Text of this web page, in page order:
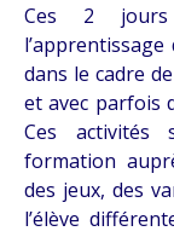
Ces 2 jours
dans le cadre
et avec parfois
Ces activités
formation
des jeux, des
l’élève